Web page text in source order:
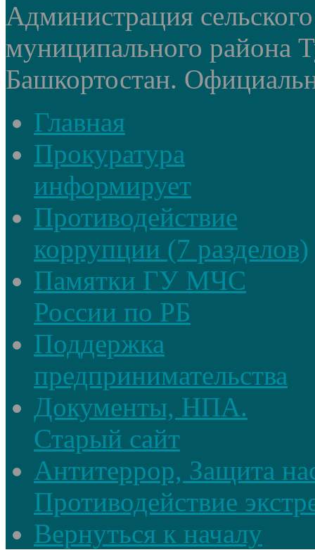
Администрация
муниципального района
Башкортостан.
Главная
Прокуратура
информирует
Противодействие
коррупции (7 разделов)
Памятки ГУ МЧС
России по РБ
Поддержка
предпринимательства
Документы, НПА.
Старый сайт
Антитеррор, Защита
Противодействие
Вернуться к началу